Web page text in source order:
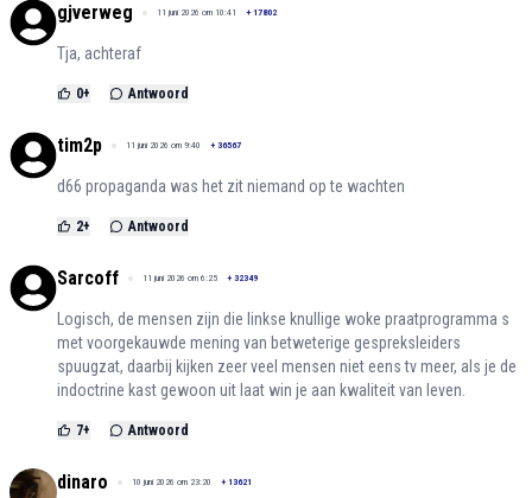
gjverweg 11 juni 2026 om 10:41 + 17802
Tja, achteraf
0+ Antwoord
tim2p 11 juni 2026 om 9:40 + 36567
d66 propaganda was het zit niemand op te wachten
2+ Antwoord
Sarcoff 11 juni 2026 om 6:25 + 32349
Logisch, de mensen zijn die linkse knullige woke praatprogramma s
met voorgekauwde mening van betweterige gespreksleiders
spuugzat, daarbij kijken zeer veel mensen niet eens tv meer, als je de
indoctrine kast gewoon uit laat win je aan kwaliteit van leven.
7+ Antwoord
dinaro 10 juni 2026 om 23:20 + 13621